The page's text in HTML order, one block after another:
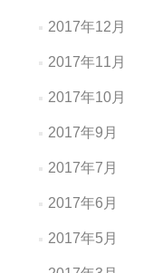
2017年12月
2017年11月
2017年10月
2017年9月
2017年7月
2017年6月
2017年5月